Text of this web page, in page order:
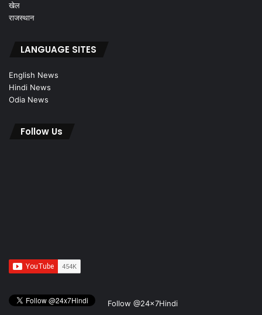
खेल
राजस्थान
LANGUAGE SITES
English News
Hindi News
Odia News
Follow Us
Follow @24x7Hindi